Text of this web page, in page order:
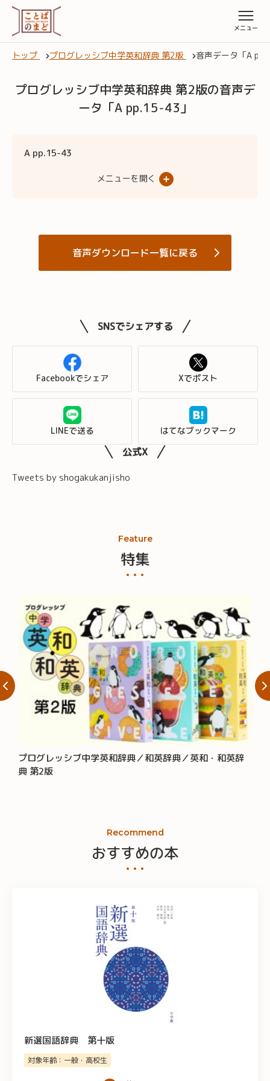
トップ プログレッシブ中学英和辞典 第2版 音声データ「A
プログレッシブ中学英和辞典 第2版の音声デ
ータ「A pp.15-43」
A pp.15-43
メニューを開く
音声ダウンロード一覧に戻る
SNSでシェアする
Facebookでシェア Xでポスト
LINEで送る はてなブックマーク
公式X
Tweets by shogakukanjisho
Feature
特集
プログレッシブ中学英和辞典／和英辞典／英和・和英辞
典 第2版
Recommend
おすすめの本
新選国語辞典 第十版
対象年齢：一般・高校生